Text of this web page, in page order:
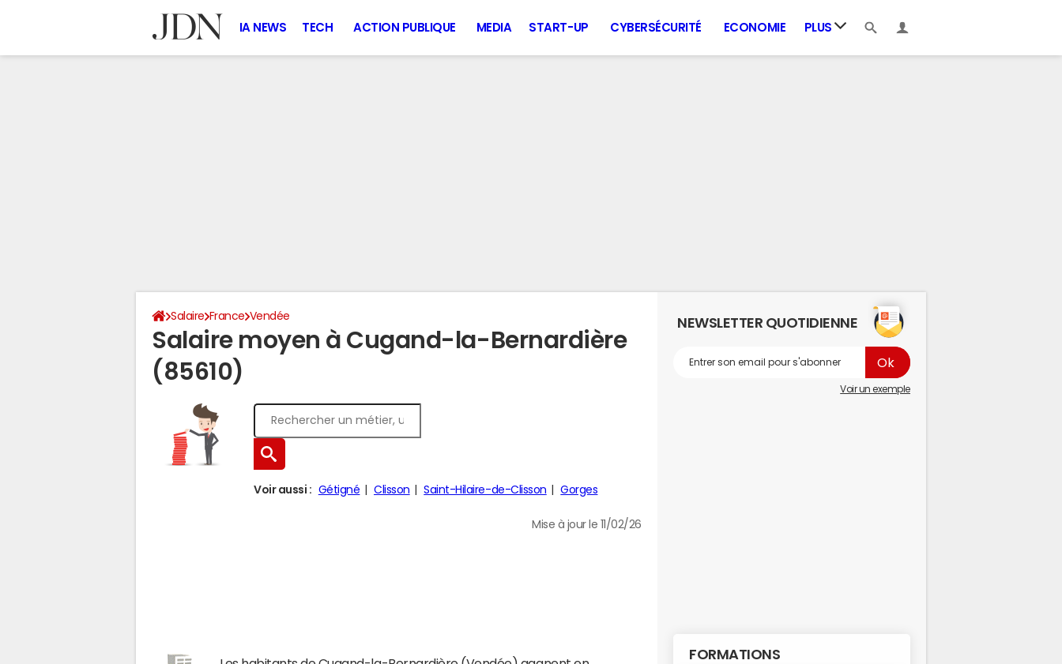
IA NEWS TECH ACTION PUBLIQUE MEDIA START-UP CYBERSÉCURITÉ ECONOMIE PLUS
Salaire France Vendée
Salaire moyen à Cugand-la-Bernardière
(85610)
Voir aussi : Gétigné Clisson Saint-Hilaire-de-Clisson Gorges
Mise à jour le 11/02/26
NEWSLETTER QUOTIDIENNE
Voir un exemple
FORMATIONS